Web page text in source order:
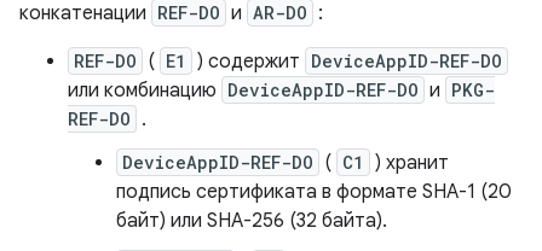
конкатенации REF-DO и AR-DO :
REF-DO ( E1 ) содержит DeviceAppID-REF-DO
или комбинацию DeviceAppID-REF-DO и PKG-
REF-DO .
DeviceAppID-REF-DO ( C1
) хранит
подпись сертификата в формате SHA-1 (20
байт) или SHA-256 (32 байта).